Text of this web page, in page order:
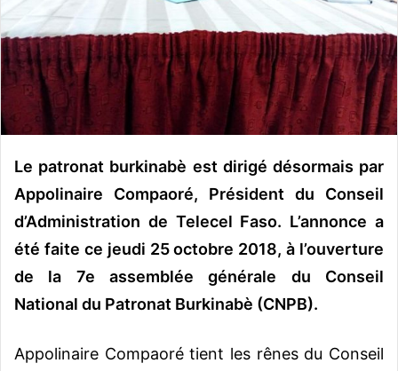
u
Le patronat burkinabè est dirigé désormais par
Appolinaire Compaoré, Président du Conseil
d’Administration de Telecel Faso. L’annonce a
été faite ce jeudi 25 octobre 2018, à l’ouverture
de la 7e assemblée générale du Conseil
National du Patronat Burkinabè (CNPB).
Appolinaire Compaoré tient les rênes du Conseil